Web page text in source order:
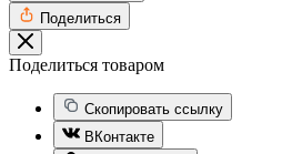
Поделиться
Поделиться товаром
Скопировать ссылку
ВКонтакте